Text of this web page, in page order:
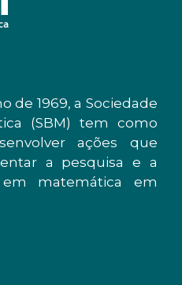
de 1969, a Sociedade
(SBM) tem como
ações que
a pesquisa e a
matemática em